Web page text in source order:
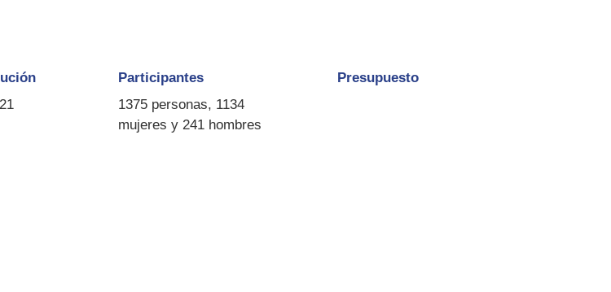
Participantes
1375 personas, 1134
mujeres y 241 hombres
Presupuesto